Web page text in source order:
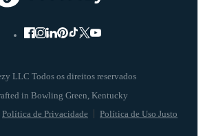
LLC Todos os direitos reservados
Política de Privacidade Política de Uso Justo